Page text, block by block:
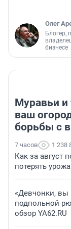
Олег
Блогер,
бизнесе
Муравьи и
ваш
борьбы с
7 часов 1 238
Как за август
потерять
«Девчонки, вы
подпольной
обзор YA62.RU